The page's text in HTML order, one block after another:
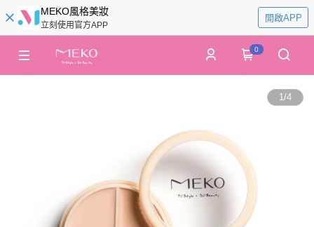
MEKO風格美妝
立刻使用官方APP
開啟APP
0
1/4